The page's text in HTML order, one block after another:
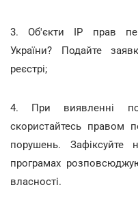
3. Об'єкти IP прав
України? Подайте
реєстрі;
4. При виявленні
скористайтесь правом
порушень.
програмах
власності.